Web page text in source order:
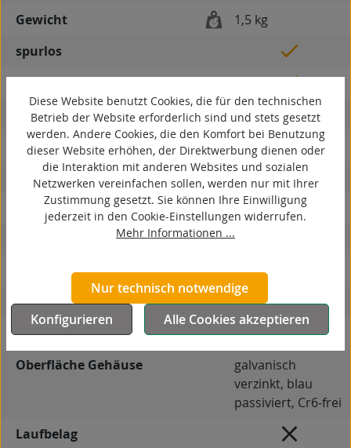
Gewicht
1,5 kg
spurlos
kontaktverfärbungsfrei
antistatisch
ESD
elektrisch leitfähig
korrosionsbeständig
autoklaventauglich
Produkttyp
Bockrolle
Material Gehäuse
Stahlblech
Oberfläche Gehäuse
galvanisch
verzinkt, blau
passiviert, Cr6-frei
Laufbelag
Diese Website benutzt Cookies, die für den technischen
Betrieb der Website erforderlich sind und stets gesetzt
werden. Andere Cookies, die den Komfort bei Benutzung
dieser Website erhöhen, der Direktwerbung dienen oder
die Interaktion mit anderen Websites und sozialen
Netzwerken vereinfachen sollen, werden nur mit Ihrer
Zustimmung gesetzt. Sie können Ihre Einwilligung
jederzeit in den Cookie-Einstellungen widerrufen.
Mehr Informationen ...
Nur technisch notwendige
Konfigurieren
Alle Cookies akzeptieren